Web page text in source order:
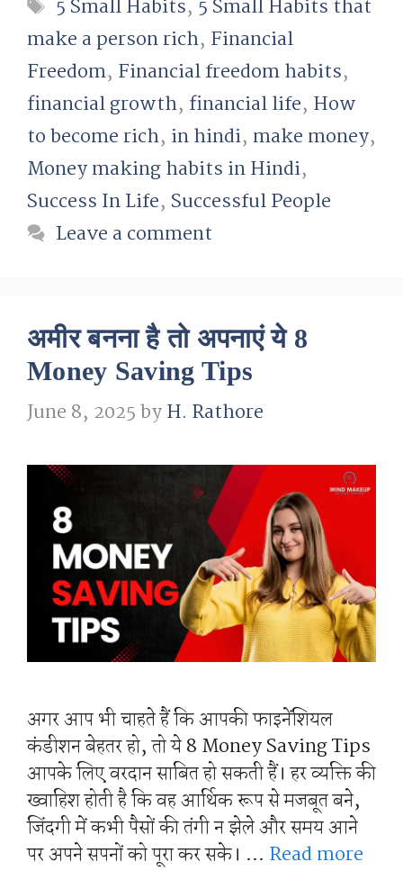
5 Small Habits, 5 Small Habits that
make a person rich, Financial
Freedom, Financial freedom habits,
financial growth, financial life, How
to become rich, in hindi, make money,
Money making habits in Hindi,
Success In Life, Successful People
Leave a comment
अमीर बनना है तो अपनाएं ये 8
Money Saving Tips
June 8, 2025byH. Rathore
अगर आप भी चाहते हैं कि आपकी फाइनेंशियल
कंडीशन बेहतर हो, तो ये 8 Money Saving Tips
आपके लिए वरदान साबित हो सकती हैं। हर व्यक्ति की
ख्वाहिश होती है कि वह आर्थिक रूप से मजबूत बने,
जिंदगी में कभी पैसों की तंगी न झेले और समय आने
पर अपने सपनों को पूरा कर सके। … Read more